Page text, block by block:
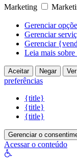
Marketing
Gerenciar
Gerenciar
Gerenciar
Leia mais sobre
Aceitar Negar
preferências
{title}
{title}
{title}
Gerenciar o
Acessar o conteúdo
Abrir